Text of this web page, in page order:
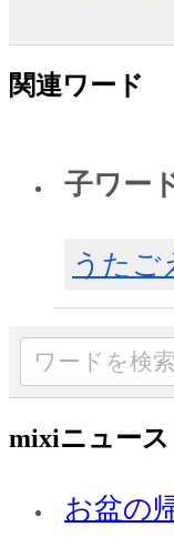
関連ワード
子ワー
うたご
mixiニュース
お盆の